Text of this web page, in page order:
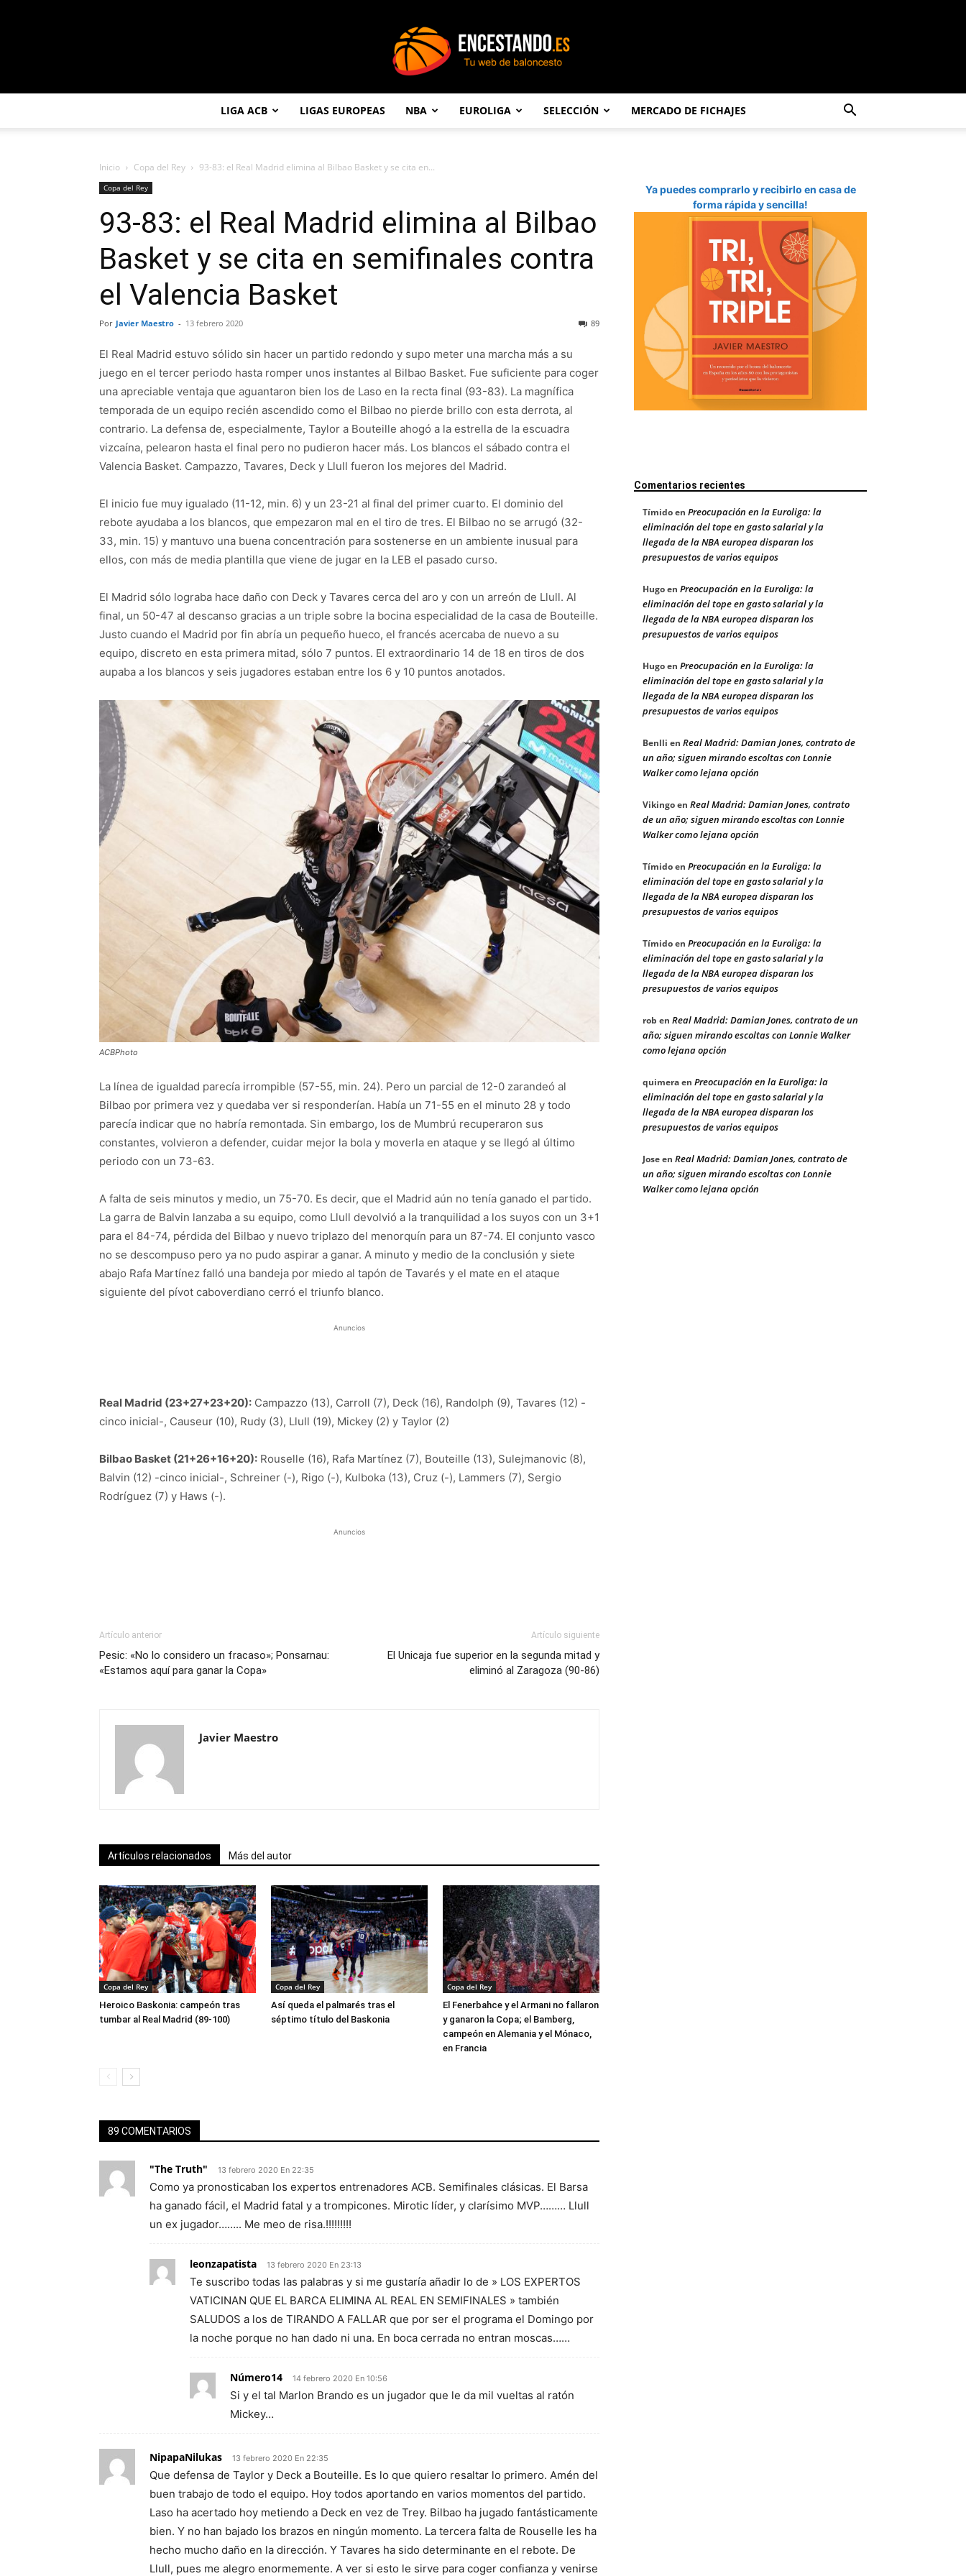
LIGA ACB LIGAS EUROPEAS NBA EUROLIGA SELECCIÓN MERCADO DE FICHAJES
Inicio Copa del Rey 93-83: el Real Madrid elimina al Bilbao Basket y se cita en...
Copa del Rey
93-83: el Real Madrid elimina al Bilbao
Basket y se cita en semifinales contra
el Valencia Basket
Por Javier Maestro - 13 febrero 2020 89
El Real Madrid estuvo sólido sin hacer un partido redondo y supo meter una marcha más a su
juego en el tercer periodo hasta romper unos instantes al Bilbao Basket. Fue suficiente para coger
una apreciable ventaja que aguantaron bien los de Laso en la recta final (93-83). La magnífica
temporada de un equipo recién ascendido como el Bilbao no pierde brillo con esta derrota, al
contrario. La defensa de, especialmente, Taylor a Bouteille ahogó a la estrella de la escuadra
vizcaína, pelearon hasta el final pero no pudieron hacer más. Los blancos el sábado contra el
Valencia Basket. Campazzo, Tavares, Deck y Llull fueron los mejores del Madrid.
El inicio fue muy igualado (11-12, min. 6) y un 23-21 al final del primer cuarto. El dominio del
rebote ayudaba a los blancos, que empezaron mal en el tiro de tres. El Bilbao no se arrugó (32-
33, min. 15) y mantuvo una buena concentración para sostenerse en un ambiente inusual para
ellos, con más de media plantilla que viene de jugar en la LEB el pasado curso.
El Madrid sólo lograba hace daño con Deck y Tavares cerca del aro y con un arreón de Llull. Al
final, un 50-47 al descanso gracias a un triple sobre la bocina especialidad de la casa de Bouteille.
Justo cuando el Madrid por fin abría un pequeño hueco, el francés acercaba de nuevo a su
equipo, discreto en esta primera mitad, sólo 7 puntos. El extraordinario 14 de 18 en tiros de dos
aupaba a los blancos y seis jugadores estaban entre los 6 y 10 puntos anotados.
ACBPhoto
La línea de igualdad parecía irrompible (57-55, min. 24). Pero un parcial de 12-0 zarandeó al
Bilbao por primera vez y quedaba ver si responderían. Había un 71-55 en el minuto 28 y todo
parecía indicar que no habría remontada. Sin embargo, los de Mumbrú recuperaron sus
constantes, volvieron a defender, cuidar mejor la bola y moverla en ataque y se llegó al último
periodo con un 73-63.
A falta de seis minutos y medio, un 75-70. Es decir, que el Madrid aún no tenía ganado el partido.
La garra de Balvin lanzaba a su equipo, como Llull devolvió a la tranquilidad a los suyos con un 3+1
para el 84-74, pérdida del Bilbao y nuevo triplazo del menorquín para un 87-74. El conjunto vasco
no se descompuso pero ya no pudo aspirar a ganar. A minuto y medio de la conclusión y siete
abajo Rafa Martínez falló una bandeja por miedo al tapón de Tavarés y el mate en el ataque
siguiente del pívot caboverdiano cerró el triunfo blanco.
Anuncios
Real Madrid (23+27+23+20): Campazzo (13), Carroll (7), Deck (16), Randolph (9), Tavares (12) -
cinco inicial-, Causeur (10), Rudy (3), Llull (19), Mickey (2) y Taylor (2)
Bilbao Basket (21+26+16+20): Rouselle (16), Rafa Martínez (7), Bouteille (13), Sulejmanovic (8),
Balvin (12) -cinco inicial-, Schreiner (-), Rigo (-), Kulboka (13), Cruz (-), Lammers (7), Sergio
Rodríguez (7) y Haws (-).
Anuncios
Artículo anterior
Pesic: «No lo considero un fracaso»; Ponsarnau:
«Estamos aquí para ganar la Copa»
Artículo siguiente
El Unicaja fue superior en la segunda mitad y
eliminó al Zaragoza (90-86)
Javier Maestro
Artículos relacionados Más del autor
Copa del Rey
Heroico Baskonia: campeón tras
tumbar al Real Madrid (89-100)
Copa del Rey
Así queda el palmarés tras el
séptimo título del Baskonia
Copa del Rey
El Fenerbahce y el Armani no fallaron
y ganaron la Copa; el Bamberg,
campeón en Alemania y el Mónaco,
en Francia
89 COMENTARIOS
"The Truth" 13 febrero 2020 En 22:35
Como ya pronosticaban los expertos entrenadores ACB. Semifinales clásicas. El Barsa
ha ganado fácil, el Madrid fatal y a trompicones. Mirotic líder, y clarísimo MVP……… Llull
un ex jugador…….. Me meo de risa.!!!!!!!!!
leonzapatista 13 febrero 2020 En 23:13
Te suscribo todas las palabras y si me gustaría añadir lo de » LOS EXPERTOS
VATICINAN QUE EL BARCA ELIMINA AL REAL EN SEMIFINALES » también
SALUDOS a los de TIRANDO A FALLAR que por ser el programa el Domingo por
la noche porque no han dado ni una. En boca cerrada no entran moscas……
Número14 14 febrero 2020 En 10:56
Si y el tal Marlon Brando es un jugador que le da mil vueltas al ratón
Mickey…
NipapaNilukas 13 febrero 2020 En 22:35
Que defensa de Taylor y Deck a Bouteille. Es lo que quiero resaltar lo primero. Amén del
buen trabajo de todo el equipo. Hoy todos aportando en varios momentos del partido.
Laso ha acertado hoy metiendo a Deck en vez de Trey. Bilbao ha jugado fantásticamente
bien. Y no han bajado los brazos en ningún momento. La tercera falta de Rouselle les ha
hecho mucho daño en la dirección. Y Tavares ha sido determinante en el rebote. De
Llull, pues me alegro enormemente. A ver si esto le sirve para coger confianza y venirse
Ya puedes comprarlo y recibirlo en casa de
forma rápida y sencilla!
Comentarios recientes
Tímidoen Preocupación en la Euroliga: la
eliminación del tope en gasto salarial y la
llegada de la NBA europea disparan los
presupuestos de varios equipos
Hugoen Preocupación en la Euroliga: la
eliminación del tope en gasto salarial y la
llegada de la NBA europea disparan los
presupuestos de varios equipos
Hugoen Preocupación en la Euroliga: la
eliminación del tope en gasto salarial y la
llegada de la NBA europea disparan los
presupuestos de varios equipos
Benlli en Real Madrid: Damian Jones, contrato de
un año; siguen mirando escoltas con Lonnie
Walker como lejana opción
Vikingoen Real Madrid: Damian Jones, contrato
de un año; siguen mirando escoltas con Lonnie
Walker como lejana opción
Tímidoen Preocupación en la Euroliga: la
eliminación del tope en gasto salarial y la
llegada de la NBA europea disparan los
presupuestos de varios equipos
Tímidoen Preocupación en la Euroliga: la
eliminación del tope en gasto salarial y la
llegada de la NBA europea disparan los
presupuestos de varios equipos
rob en Real Madrid: Damian Jones, contrato de un
año; siguen mirando escoltas con Lonnie Walker
como lejana opción
quimeraen Preocupación en la Euroliga: la
eliminación del tope en gasto salarial y la
llegada de la NBA europea disparan los
presupuestos de varios equipos
Joseen Real Madrid: Damian Jones, contrato de
un año; siguen mirando escoltas con Lonnie
Walker como lejana opción